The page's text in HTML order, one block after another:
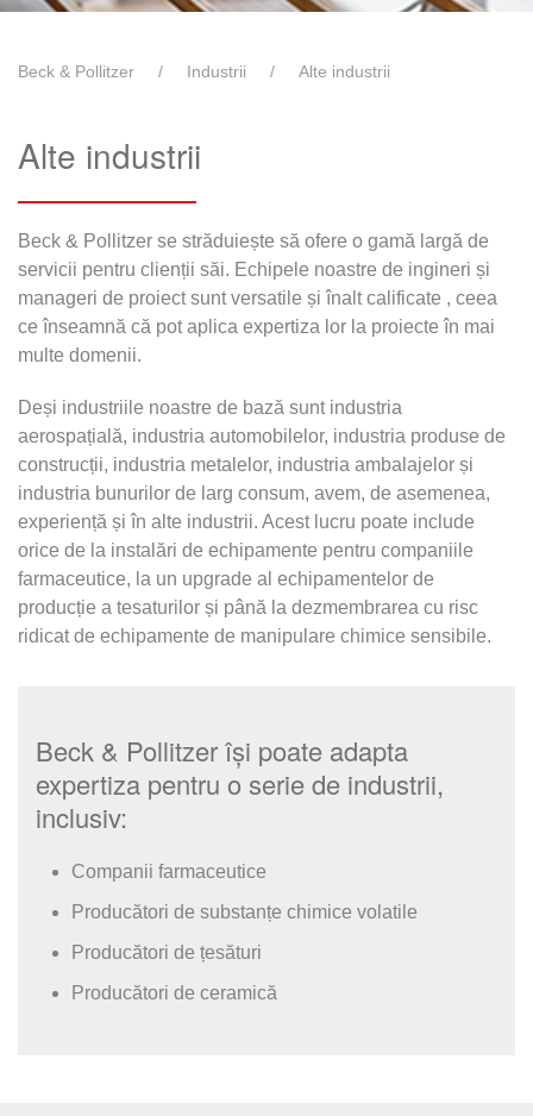
Beck & Pollitzer Industrii Alte industrii
Alte industrii
Beck & Pollitzer se străduiește să ofere o gamă largă de
servicii pentru clienții săi. Echipele noastre de ingineri și
manageri de proiect sunt versatile și înalt calificate , ceea
ce înseamnă că pot aplica expertiza lor la proiecte în mai
multe domenii.
Deși industriile noastre de bază sunt industria
aerospațială, industria automobilelor, industria produse de
construcții, industria metalelor, industria ambalajelor și
industria bunurilor de larg consum, avem, de asemenea,
experiență și în alte industrii. Acest lucru poate include
orice de la instalări de echipamente pentru companiile
farmaceutice, la un upgrade al echipamentelor de
producție a tesaturilor și până la dezmembrarea cu risc
ridicat de echipamente de manipulare chimice sensibile.
Beck & Pollitzer își poate adapta
expertiza pentru o serie de industrii,
inclusiv:
Companii farmaceutice
Producători de substanțe chimice volatile
Producători de țesături
Producători de ceramică